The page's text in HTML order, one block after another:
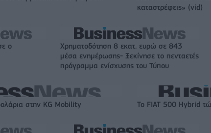
καταστρέφεις» (vid)
ο
Χρηματοδότηση 8 εκατ. ευρώ σε 843
μέσα ενημέρωσης- Ξεκίνησε το πενταετές
πρόγραμμα ενίσχυσης του Τύπου
στην KG Mobility Το FIAT 500 Hybrid